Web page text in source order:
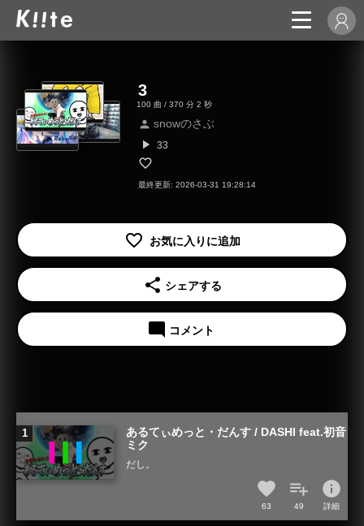
3
100 曲 / 370 分 2 秒
person snowのさぶ
play_arrow 33
最終更新: 2026-03-31 19:28:14
share シェアする
mode_comment コメント
あるてぃめっと・だんす / DASHI feat.初音
ミク
だし。
63 49
info
詳細